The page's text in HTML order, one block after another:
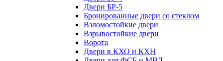
Двери БР-5
Бронированные двери со стеклом
Взломостойкие двери
Взрывостойкие двери
Ворота
Двери в КХО и КХН